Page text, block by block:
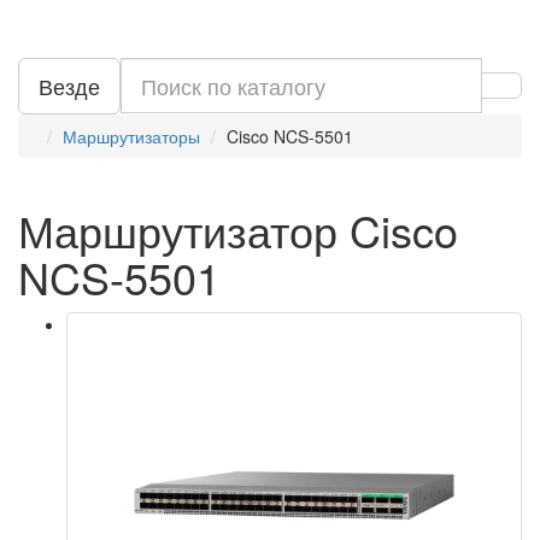
Везде
Маршрутизаторы Cisco NCS-5501
Маршрутизатор Cisco
NCS-5501